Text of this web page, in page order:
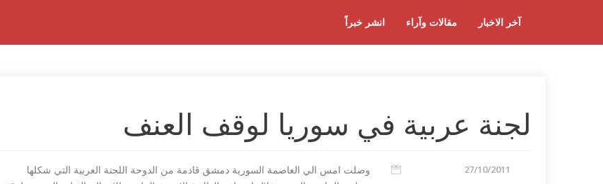
انشر خبراً مقالات وآراء آخر الاخبار
لجنة عربية في سوريا لوقف العنف
27/10/2011
وصلت امس الي العاصمة السورية دمشق قادمة من الدوحة اللجنة العربية التي شكلها